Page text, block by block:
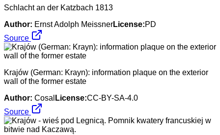
Schlacht an der Katzbach 1813
Author: Ernst Adolph MeissnerLicense:PD
Source
Krajów (German: Krayn): information plaque on the exterior
wall of the former estate
Author: Cosal License:CC-BY-SA-4.0
Source